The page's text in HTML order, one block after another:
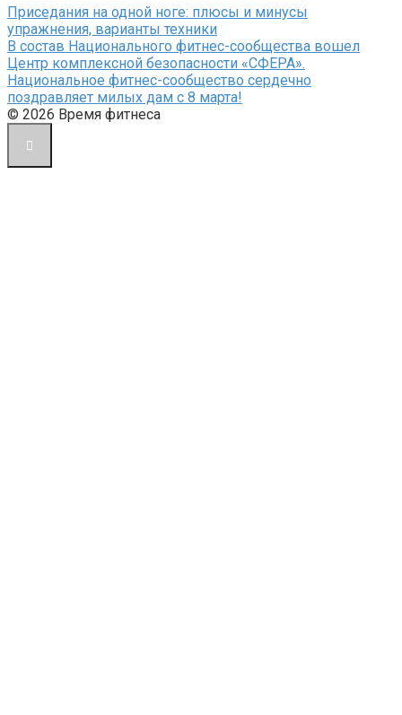
Приседания на одной ноге: плюсы и минусы
упражнения, варианты техники
В состав Национального фитнес-сообщества вошел
Центр комплексной безопасности «СФЕРА».
Национальное фитнес-сообщество сердечно
поздравляет милых дам с 8 марта!
© 2026 Время фитнеса